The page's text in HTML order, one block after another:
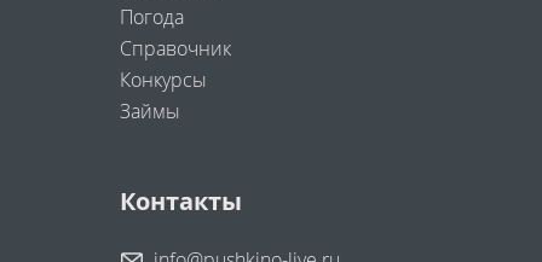
Погода
Справочник
Конкурсы
Займы
Контакты